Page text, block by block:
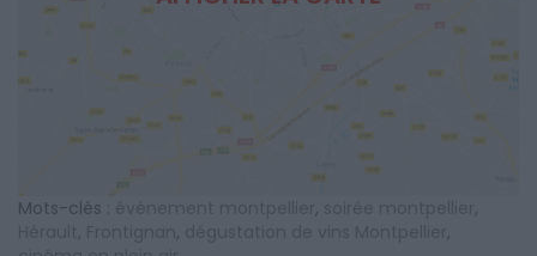
Mots-clés : ,
,
, ,
,